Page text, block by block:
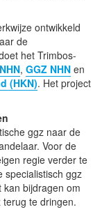
ontwikkeld
de
het Trimbos-
, GGZ NHN en
(HKN). Het project
ggz naar de
Voor de
regie verder te
specialistisch ggz
bijdragen om
te dringen.